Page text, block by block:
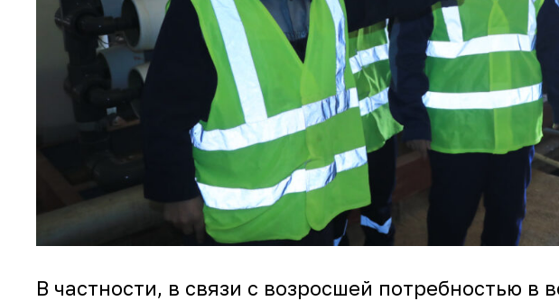
В частности, в связи с возросшей потребностью